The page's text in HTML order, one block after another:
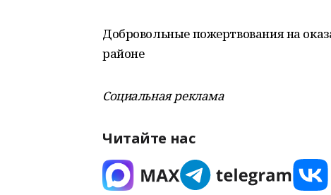
Добровольные пожертвования на
районе
Социальная реклама
Читайте нас